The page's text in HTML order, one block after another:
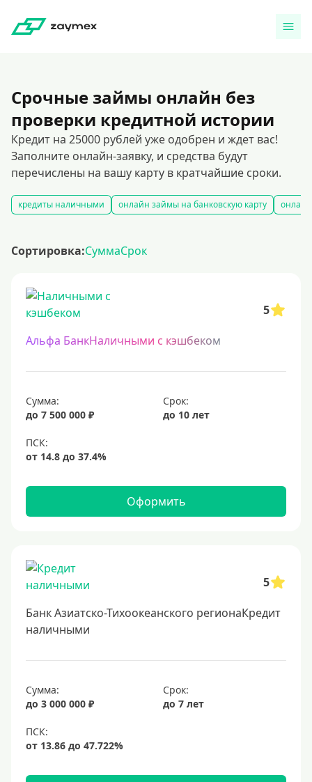
Срочные займы онлайн без
проверки кредитной истории
Кредит на 25000 рублей уже одобрен и ждет вас!
Заполните онлайн-заявку, и средства будут
перечислены на вашу карту в кратчайшие сроки.
кредиты наличными онлайн займы на банковскую карту
Сортировка:СуммаСрок
5
Альфа БанкНаличными с кэшбеком
Сумма:
до 7 500 000 ₽
Срок:
до 10 лет
Оформить
5
Банк Азиатско-Тихоокеанского регионаКредит
наличными
Сумма:
до 3 000 000 ₽
Срок:
до 7 лет